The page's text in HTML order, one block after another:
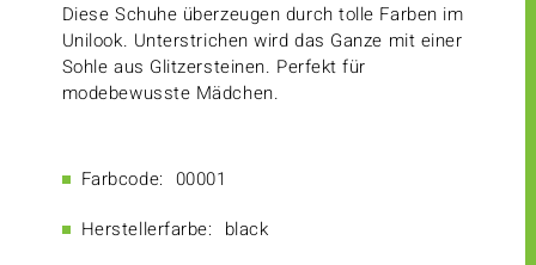
Diese Schuhe überzeugen durch tolle Farben im
Unilook. Unterstrichen wird das Ganze mit einer
Sohle aus Glitzersteinen. Perfekt für
modebewusste Mädchen.
Farbcode: 00001
Herstellerfarbe: black